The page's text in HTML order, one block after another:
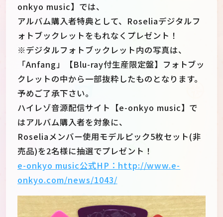
onkyo music】では、
アルバム購入者特典として、Roseliaデジタルフ
ォトブックレットをもれなくプレゼント！
※デジタルフォトブックレット内の写真は、
「Anfang」【Blu-ray付生産限定盤】フォトブッ
クレットの中から一部抜粋したものとなります。
予めご了承下さい。
ハイレゾ音源配信サイト【e-onkyo music】で
はアルバム購入者を対象に、
Roseliaメンバー使用モデルピック5枚セット(非
売品)を2名様に抽選でプレゼント！
e-onkyo music公式HP：http://www.e-
onkyo.com/news/1043/